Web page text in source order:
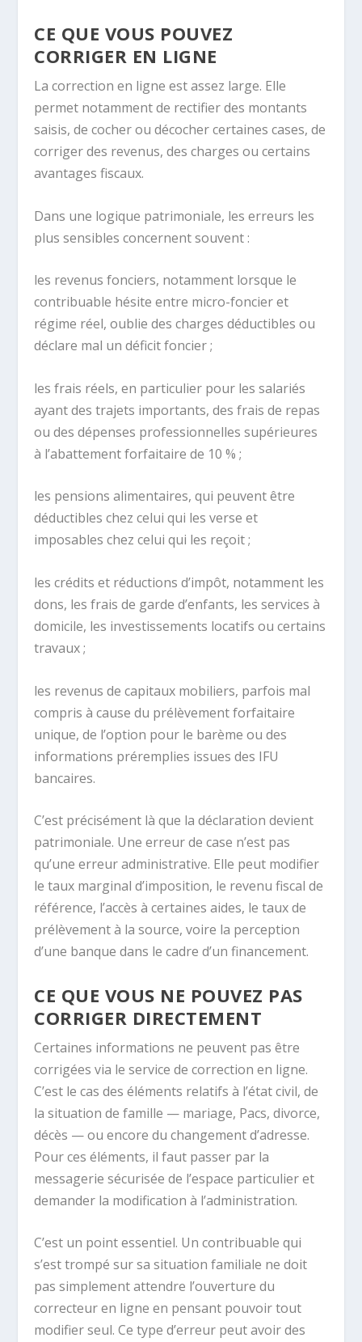
CE QUE VOUS POUVEZ
CORRIGER EN LIGNE
La correction en ligne est assez large. Elle
permet notamment de rectifier des montants
saisis, de cocher ou décocher certaines cases, de
corriger des revenus, des charges ou certains
avantages fiscaux.
Dans une logique patrimoniale, les erreurs les
plus sensibles concernent souvent :
les revenus fonciers, notamment lorsque le
contribuable hésite entre micro-foncier et
régime réel, oublie des charges déductibles ou
déclare mal un déficit foncier ;
les frais réels, en particulier pour les salariés
ayant des trajets importants, des frais de repas
ou des dépenses professionnelles supérieures
à l’abattement forfaitaire de 10 % ;
les pensions alimentaires, qui peuvent être
déductibles chez celui qui les verse et
imposables chez celui qui les reçoit ;
les crédits et réductions d’impôt, notamment les
dons, les frais de garde d’enfants, les services à
domicile, les investissements locatifs ou certains
travaux ;
les revenus de capitaux mobiliers, parfois mal
compris à cause du prélèvement forfaitaire
unique, de l’option pour le barème ou des
informations préremplies issues des IFU
bancaires.
C’est précisément là que la déclaration devient
patrimoniale. Une erreur de case n’est pas
qu’une erreur administrative. Elle peut modifier
le taux marginal d’imposition, le revenu fiscal de
référence, l’accès à certaines aides, le taux de
prélèvement à la source, voire la perception
d’une banque dans le cadre d’un financement.
CE QUE VOUS NE POUVEZ PAS
CORRIGER DIRECTEMENT
Certaines informations ne peuvent pas être
corrigées via le service de correction en ligne.
C’est le cas des éléments relatifs à l’état civil, de
la situation de famille — mariage, Pacs, divorce,
décès — ou encore du changement d’adresse.
Pour ces éléments, il faut passer par la
messagerie sécurisée de l’espace particulier et
demander la modification à l’administration.
C’est un point essentiel. Un contribuable qui
s’est trompé sur sa situation familiale ne doit
pas simplement attendre l’ouverture du
correcteur en ligne en pensant pouvoir tout
modifier seul. Ce type d’erreur peut avoir des